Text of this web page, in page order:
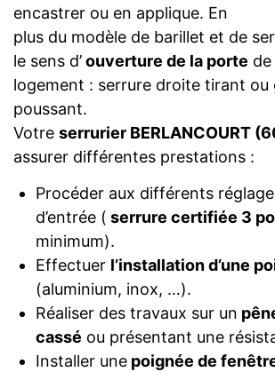
encastrer ou en applique. En
plus du modèle de barillet et de
le sens d’ouverture de la porte
logement : serrure droite tirant ou
poussant.
Votre serrurier BERLANCOURT
assurer différentes prestations :
Procéder aux différents
d’entrée ( serrure certifiée 3
minimum).
Effectuer l’installation d’une
(aluminium, inox, …).
Réaliser des travaux sur un
cassé ou présentant une
Installer unepoignée de